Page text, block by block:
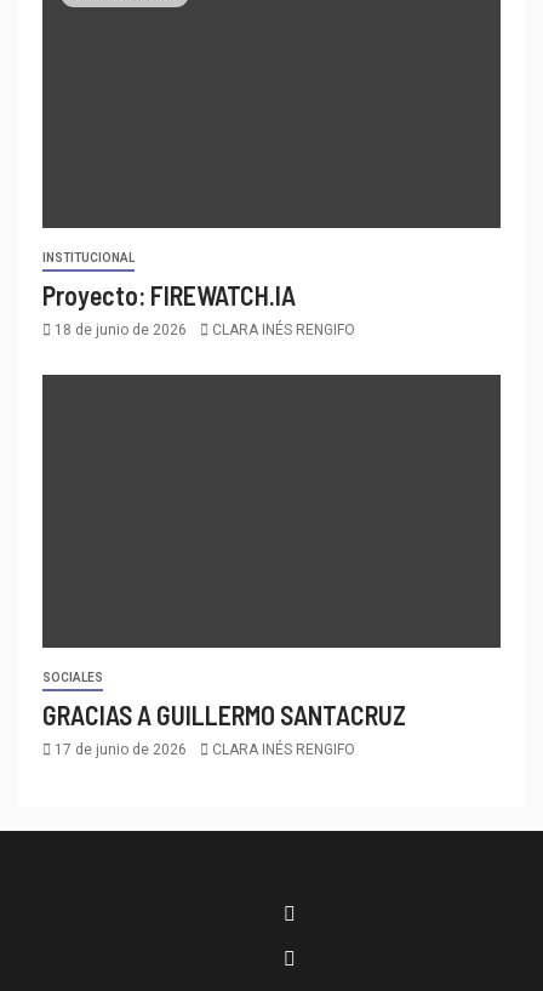
INSTITUCIONAL
Proyecto: FIREWATCH.IA
18 de junio de 2026 CLARA INÉS RENGIFO
SOCIALES
GRACIAS A GUILLERMO SANTACRUZ
17 de junio de 2026 CLARA INÉS RENGIFO